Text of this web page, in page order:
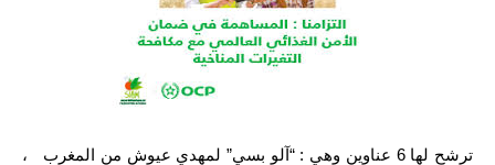
ترشح لها 6 عناوين وهي : “آلو بسي” لمهدي عيوش من المغرب ،